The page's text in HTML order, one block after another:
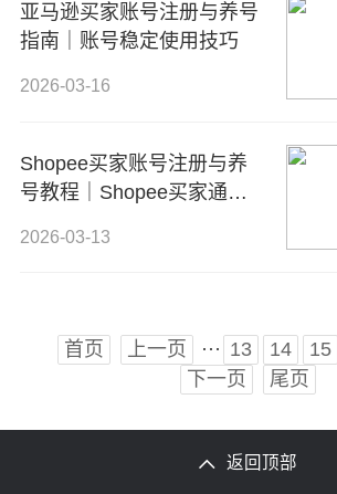
亚马逊买家账号注册与养号
指南｜账号稳定使用技巧
2026-03-16
Shopee买家账号注册与养
号教程｜Shopee买家通系
2026-03-13
首页 上一页 ··· 13 14 15
下一页
尾页
返回顶部